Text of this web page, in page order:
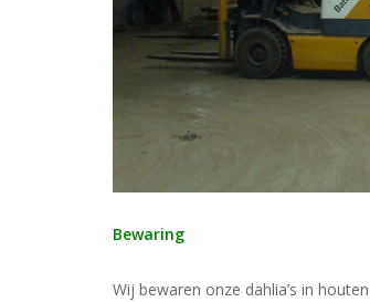
Bewaring
Wij bewaren onze dahlia’s in